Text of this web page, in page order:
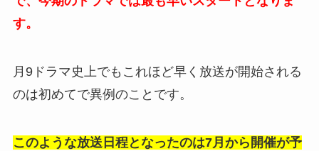
す。
月9ドラマ史上でもこれほど早く放送が開始される
のは初めてで異例のことです。
このような放送日程となったのは7月から開催が予